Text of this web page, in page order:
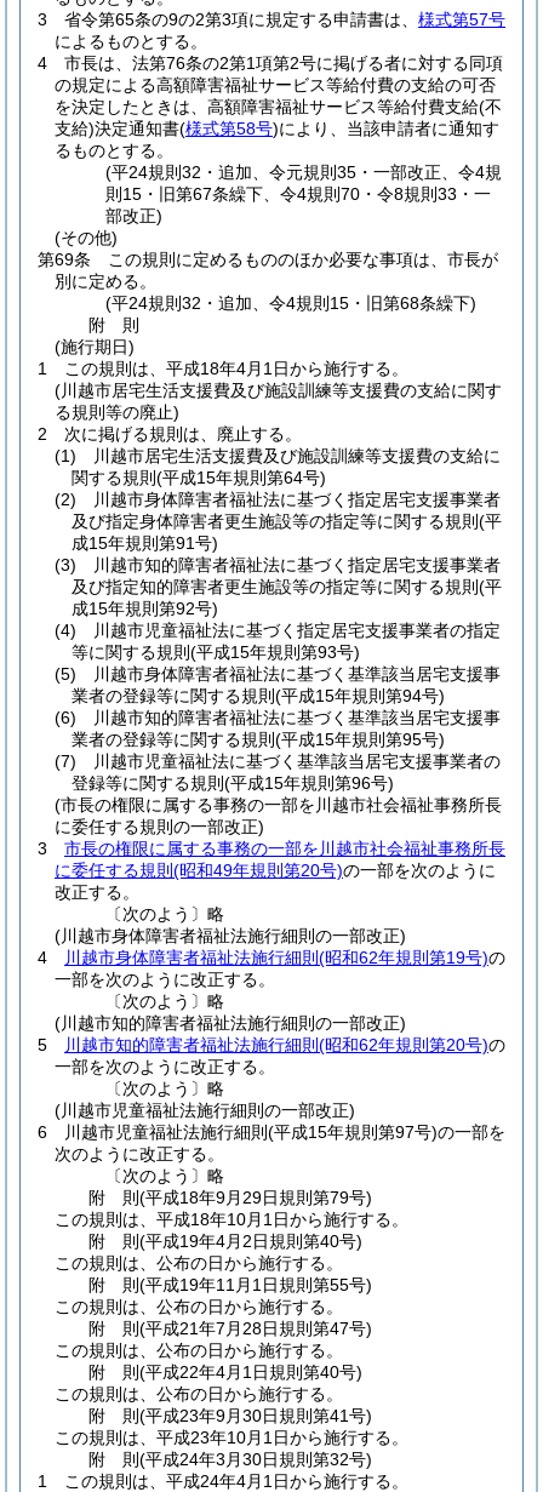
3
省令第65条の9の2第3項に規定する申請書は、 様式第57号
によるものとする。
4
市長は、法第76条の2第1項第2号に掲げる者に対する同項
の規定による高額障害福祉サービス等給付費の支給の可否
を決定したときは、高額障害福祉サービス等給付費支給(不
支給)決定通知書(様式第58号)により、当該申請者に通知す
るものとする。
(平24規則32・追加、令元規則35・一部改正、令4規
則15・旧第67条繰下、令4規則70・令8規則33・一
部改正)
(その他)
第69条
この規則に定めるもののほか必要な事項は、市長が
別に定める。
(平24規則32・追加、令4規則15・旧第68条繰下)
附 則
(施行期日)
1
この規則は、平成18年4月1日から施行する。
(川越市居宅生活支援費及び施設訓練等支援費の支給に関す
る規則等の廃止)
2
次に掲げる規則は、廃止する。
(1)
川越市居宅生活支援費及び施設訓練等支援費の支給に
関する規則 (平成15年規則第64号)
(2)
川越市身体障害者福祉法に基づく指定居宅支援事業者
及び指定身体障害者更生施設等の指定等に関する規則 (平
成15年規則第91号)
(3)
川越市知的障害者福祉法に基づく指定居宅支援事業者
及び指定知的障害者更生施設等の指定等に関する規則 (平
成15年規則第92号)
(4)
川越市児童福祉法に基づく指定居宅支援事業者の指定
等に関する規則 (平成15年規則第93号)
(5)
川越市身体障害者福祉法に基づく基準該当居宅支援事
業者の登録等に関する規則 (平成15年規則第94号)
(6)
川越市知的障害者福祉法に基づく基準該当居宅支援事
業者の登録等に関する規則 (平成15年規則第95号)
(7)
川越市児童福祉法に基づく基準該当居宅支援事業者の
登録等に関する規則 (平成15年規則第96号)
(市長の権限に属する事務の一部を川越市社会福祉事務所長
に委任する規則の一部改正)
3
市長の権限に属する事務の一部を川越市社会福祉事務所長
に委任する規則 (昭和49年規則第20号)の一部を次のように
改正する。
〔次のよう〕略
(川越市身体障害者福祉法施行細則の一部改正)
4
川越市身体障害者福祉法施行細則 (昭和62年規則第19号)の
一部を次のように改正する。
〔次のよう〕略
(川越市知的障害者福祉法施行細則の一部改正)
5
川越市知的障害者福祉法施行細則 (昭和62年規則第20号)の
一部を次のように改正する。
〔次のよう〕略
(川越市児童福祉法施行細則の一部改正)
6
川越市児童福祉法施行細則 (平成15年規則第97号)の一部を
次のように改正する。
〔次のよう〕略
附 則(平成18年9月29日規則第79号)
この規則は、平成18年10月1日から施行する。
附 則(平成19年4月2日規則第40号)
この規則は、公布の日から施行する。
附 則(平成19年11月1日規則第55号)
この規則は、公布の日から施行する。
附 則(平成21年7月28日規則第47号)
この規則は、公布の日から施行する。
附 則(平成22年4月1日規則第40号)
この規則は、公布の日から施行する。
附 則(平成23年9月30日規則第41号)
この規則は、平成23年10月1日から施行する。
附 則(平成24年3月30日規則第32号)
1
この規則は、平成24年4月1日から施行する。